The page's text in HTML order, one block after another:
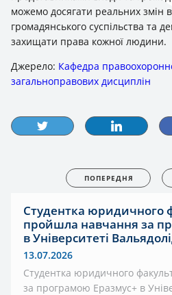
можемо досягати реальних змін в
громадянського суспільства та
захищати права кожної людини.
Джерело: Кафедра
загальноправових дисциплін
ПОПЕРЕДНЯ
Студентка юридичного
пройшла навчання за
в Університеті
13.07.2026
Студентка юридичного
за програмою Еразмус+ в